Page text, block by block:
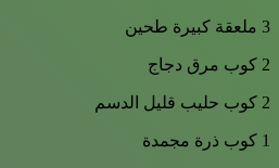
3 ملعقة كبيرة طحين
2 كوب مرق دجاج
2 كوب حليب قليل الدسم
1 كوب ذرة مجمدة